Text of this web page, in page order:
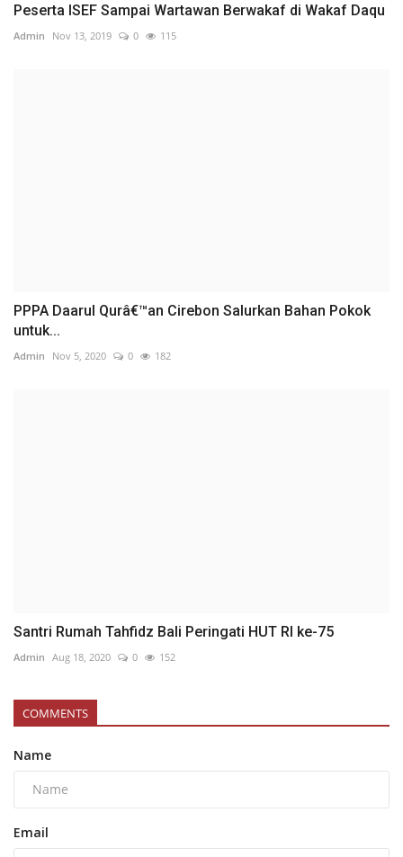
Peserta ISEF Sampai Wartawan Berwakaf di Wakaf Daqu
Admin Nov 13, 2019 0 115
PPPA Daarul Qurâ€™an Cirebon Salurkan Bahan Pokok
untuk...
Admin Nov 5, 2020 0 182
COMMENTS
Name
Email